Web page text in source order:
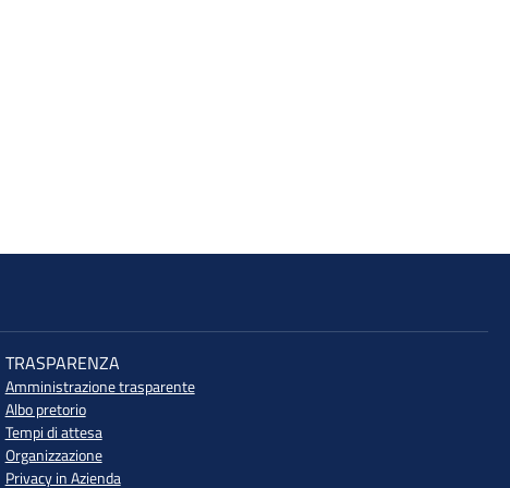
TRASPARENZA
Amministrazione trasparente
Albo pretorio
Tempi di attesa
Organizzazione
Privacy in Azienda